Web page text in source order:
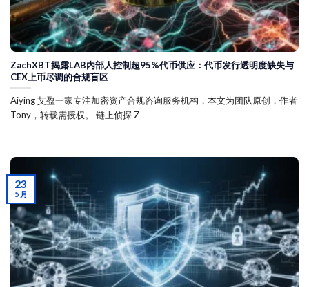
ZachXBT揭露LAB内部人控制超95%代币供应：代币发行透明度缺失与
CEX上币尽调的合规盲区
Aiying 艾盈一家专注加密资产合规咨询服务机构，本文为团队原创，作者
Tony，转载需授权。 链上侦探 Z
23
5 月